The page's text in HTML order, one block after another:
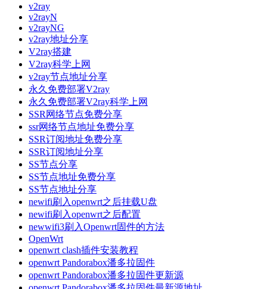
v2ray
v2rayN
v2rayNG
v2ray地址分享
V2ray搭建
V2ray科学上网
v2ray节点地址分享
永久免费部署V2ray
永久免费部署V2ray科学上网
SSR网络节点免费分享
ssr网络节点地址免费分享
SSR订阅地址免费分享
SSR订阅地址分享
SS节点分享
SS节点地址免费分享
SS节点地址分享
newifi刷入openwrt之后挂载U盘
newifi刷入openwrt之后配置
newwifi3刷入Openwrt固件的方法
OpenWrt
openwrt clash插件安装教程
openwrt Pandorabox潘多拉固件
openwrt Pandorabox潘多拉固件更新源